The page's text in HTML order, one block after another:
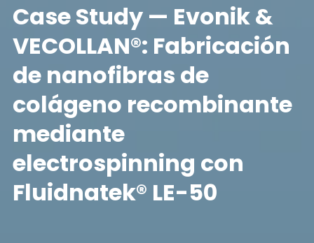
Case Study — Evonik &
VECOLLAN®: Fabricación
de nanofibras de
colágeno recombinante
mediante
electrospinning con
Fluidnatek® LE-50